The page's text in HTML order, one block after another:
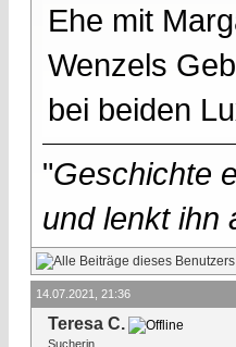
Ehe mit
Wenzels
bei beiden
"Geschichte
und lenkt ihn
14.07.2021, 21:36
Teresa C.
Sucherin